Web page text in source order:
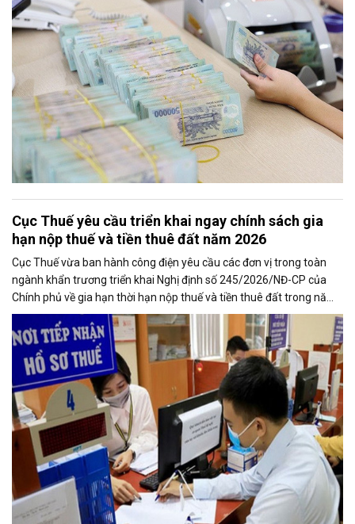
kinh tế.
Cục Thuế yêu cầu triển khai ngay chính sách gia
hạn nộp thuế và tiền thuê đất năm 2026
Cục Thuế vừa ban hành công điện yêu cầu các đơn vị trong toàn
ngành khẩn trương triển khai Nghị định số 245/2026/NĐ-CP của
Chính phủ về gia hạn thời hạn nộp thuế và tiền thuê đất trong năm
2026, nhằm bảo đảm chính sách nhanh chóng đi vào thực tiễn và
hỗ trợ kịp thời cho người nộp thuế.